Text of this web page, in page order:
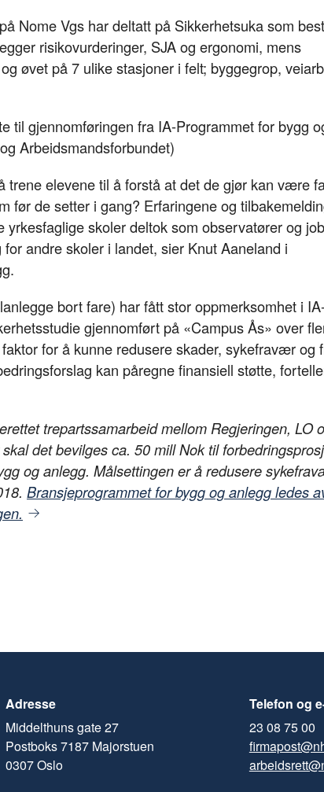
k
n
Nome Vgs har deltatt på Sikkerhetsuka som
risikovurderinger, SJA og ergonomi, mens
øvet på 7 ulike stasjoner i felt; byggegrop,
til gjennomføringen fra IA-Programmet for bygg
Arbeidsmandsforbundet)
elevene til å forstå at det de gjør kan være
før de setter i gang? Erfaringene og
skoler deltok som observatører og
andre skoler i landet, sier Knut Aaneland i
bort fare) har fått stor oppmerksomhet i
gjennomført på «Campus Ås» over
for å kunne redusere skader, sykefravær og
kan påregne finansiell støtte,
trepartssamarbeid mellom Regjeringen, LO
det bevilges ca. 50 mill Nok til
og anlegg. Målsettingen er å redusere
Bransjeprogrammet for bygg og anlegg ledes
Adresse
Middelthuns gate 27
Postboks 7187 Majorstuen
0307 Oslo
Telefon og
23 08 75 00